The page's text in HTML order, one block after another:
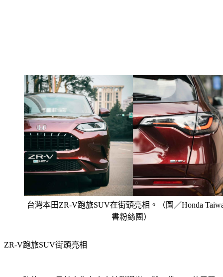
台灣本田ZR-V跑旅SUV在街頭亮相。（圖／Honda
書粉絲團 ）
ZR-V跑旅SUV街頭亮相